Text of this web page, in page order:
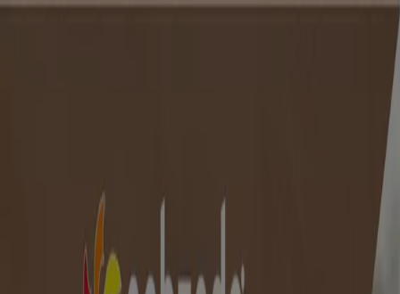
Giyim, Ayakkabı ve
Teknoloji ve Beyaz Eşya
Oyuncak ve Bebek